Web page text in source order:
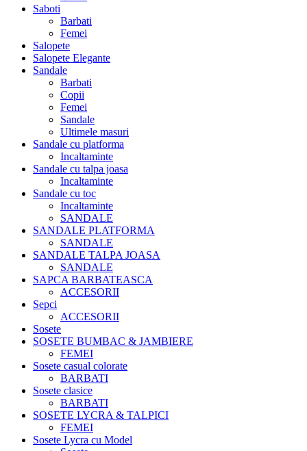
Saboti
Barbati
Femei
Salopete
Salopete Elegante
Sandale
Barbati
Copii
Femei
Sandale
Ultimele masuri
Sandale cu platforma
Incaltaminte
Sandale cu talpa joasa
Incaltaminte
Sandale cu toc
Incaltaminte
SANDALE
SANDALE PLATFORMA
SANDALE
SANDALE TALPA JOASA
SANDALE
SAPCA BARBATEASCA
ACCESORII
Sepci
ACCESORII
Sosete
SOSETE BUMBAC & JAMBIERE
FEMEI
Sosete casual colorate
BARBATI
Sosete clasice
BARBATI
SOSETE LYCRA & TALPICI
FEMEI
Sosete Lycra cu Model